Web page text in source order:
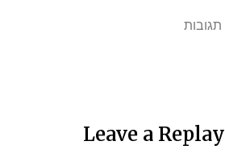
תגובות
Leave a Replay